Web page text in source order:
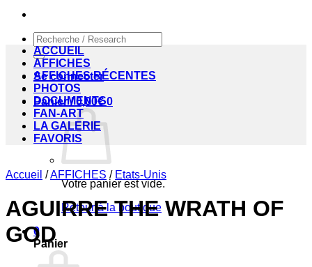
Recherche
pour :
Se connecter
Panier /0,00€ 0
Votre panier est vide.
Retour à la boutique
0
Panier
ACCUEIL
AFFICHES
AFFICHES RÉCENTES
PHOTOS
DOCUMENTS
FAN-ART
LA GALERIE
FAVORIS
Accueil /AFFICHES / Etats-Unis
AGUIRRE THE WRATH OF
GOD